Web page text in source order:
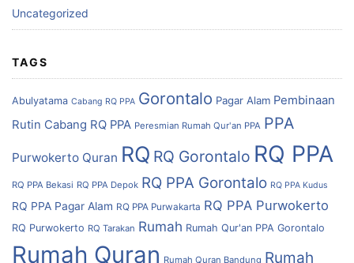
Uncategorized
TAGS
Abulyatama Cabang RQ PPA Gorontalo Pagar Alam Pembinaan
Rutin Cabang RQ PPA Peresmian Rumah Qur'an PPA PPA
Purwokerto Quran RQ RQ Gorontalo RQ PPA
RQ PPA Bekasi RQ PPA Depok RQ PPA Gorontalo RQ PPA Kudus
RQ PPA Pagar Alam RQ PPA Purwakarta RQ PPA Purwokerto
RQ Purwokerto RQ Tarakan Rumah Rumah Qur'an PPA Gorontalo
Rumah Quran Rumah Quran Bandung Rumah